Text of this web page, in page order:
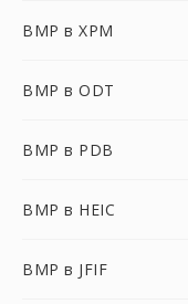
BMP в XPM
BMP в ODT
BMP в PDB
BMP в HEIC
BMP в JFIF